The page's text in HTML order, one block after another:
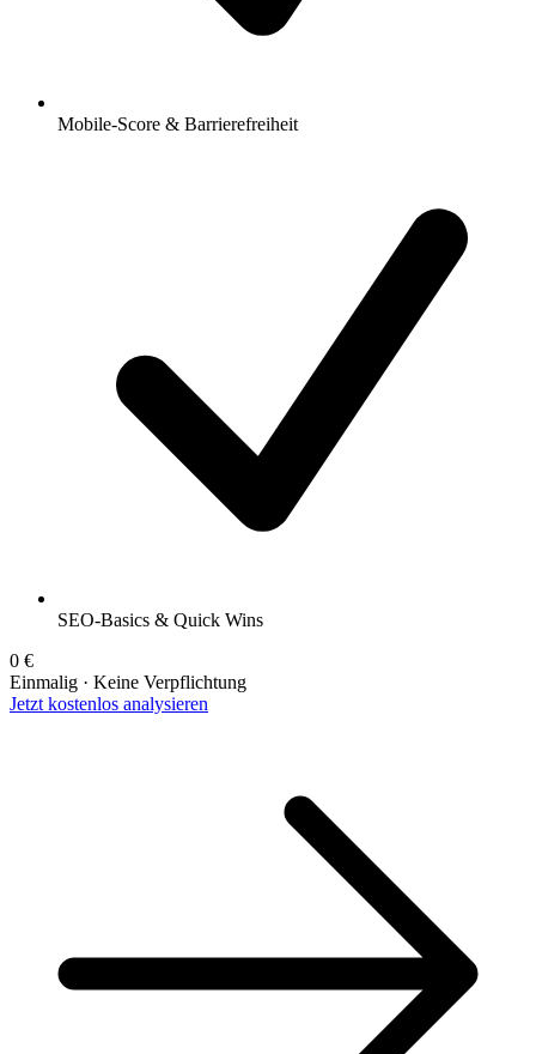
Mobile-Score & Barrierefreiheit
SEO-Basics & Quick Wins
0 €
Einmalig · Keine Verpflichtung
Jetzt kostenlos analysieren